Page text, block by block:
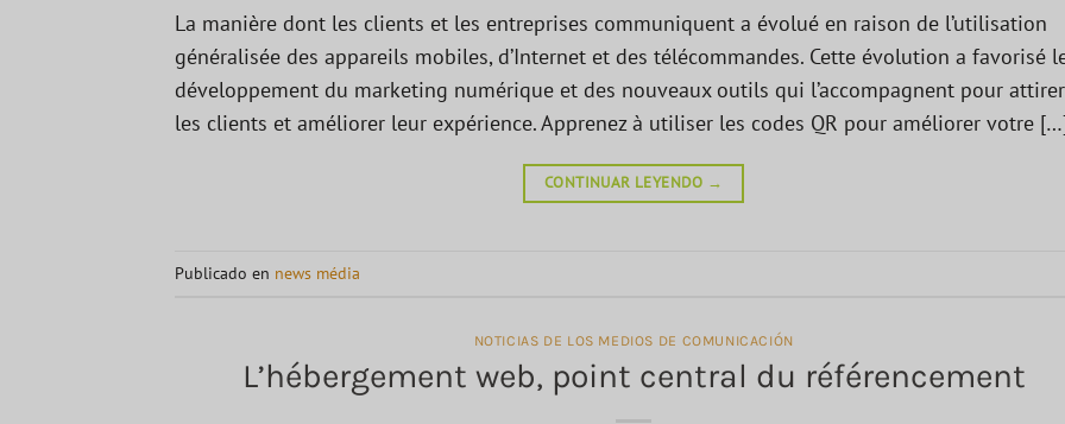
La manière dont les clients et les entreprises communiquent a évolué en raison de l’utilisation
généralisée des appareils mobiles, d’Internet et des télécommandes. Cette évolution a favorisé
développement du marketing numérique et des nouveaux outils qui l’accompagnent pour attirer
les clients et améliorer leur expérience. Apprenez à utiliser les codes QR pour améliorer votre
CONTINUAR LEYENDO →
Publicado en news média
NOTICIAS DE LOS MEDIOS DE COMUNICACIÓN
L’hébergement web, point central du référencement